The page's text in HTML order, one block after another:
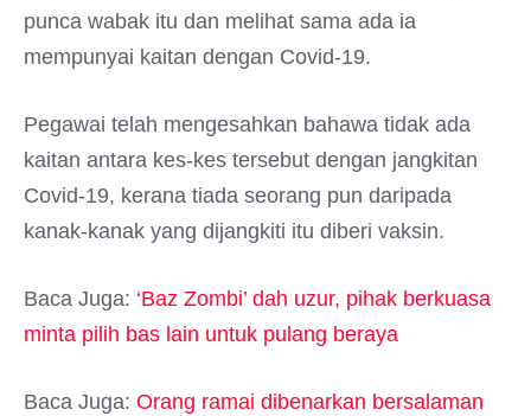
punca wabak itu dan melihat sama ada ia
mempunyai kaitan dengan Covid-19.
Pegawai telah mengesahkan bahawa tidak ada
kaitan antara kes-kes tersebut dengan jangkitan
Covid-19, kerana tiada seorang pun daripada
kanak-kanak yang dijangkiti itu diberi vaksin.
Baca Juga: ‘Baz Zombi’ dah uzur, pihak berkuasa
minta pilih bas lain untuk pulang beraya
Baca Juga: Orang ramai dibenarkan bersalaman